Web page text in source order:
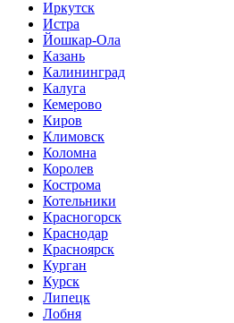
Иркутск
Истра
Йошкар-Ола
Казань
Калининград
Калуга
Кемерово
Киров
Климовск
Коломна
Королев
Кострома
Котельники
Красногорск
Краснодар
Красноярск
Курган
Курск
Липецк
Лобня